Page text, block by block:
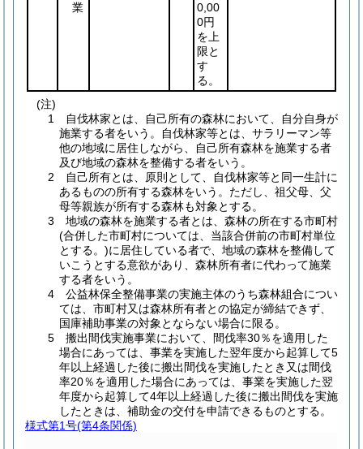
業
0,00
0円
を上
限と
す
る。
(注)
1 自伐林家とは、自己所有の森林において、自分自身が
施業する者をいう。自伐林家等とは、サラリーマン等
他の地域に居住しながら、自己所有森林を施業する者
及び地域の森林を整備する者をいう。
2 自己所有とは、原則として、自伐林家等と同一生計に
あるものの所有する森林をいう。ただし、祖父母、父
母等親族が所有する森林も対象とする。
3 地域の森林を施業する者とは、森林の所在する市町村
(合併した市町村については、当該合併前の市町村単位
とする。)に居住している者で、地域の森林を整備して
いこうとする意欲があり、森林所有者に代わって施業
する者をいう。
4 公益林保全整備事業の実施主体のうち森林組合につい
ては、市町村又は森林所有者との協定が締結できず、
国庫補助事業の対象とならない場合に限る。
5 搬出間伐実施事業において、間伐率30％を適用した
場合にあっては、事業を実施した翌年度から起算して5
年以上経過した後に搬出間伐を実施したとき又は間伐
率20％を適用した場合にあっては、事業を実施した翌
年度から起算して4年以上経過した後に搬出間伐を実施
したときは、補助金の交付を申請できるものとする。
様式第1号(第4条関係)